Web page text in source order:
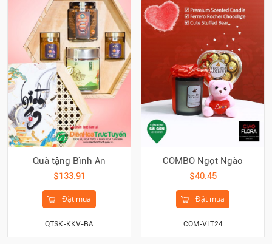
Quà tặng Bình An
$133.91
Đặt mua
QTSK-KKV-BA
COMBO Ngọt Ngào
$40.45
Đặt mua
COM-VLT24